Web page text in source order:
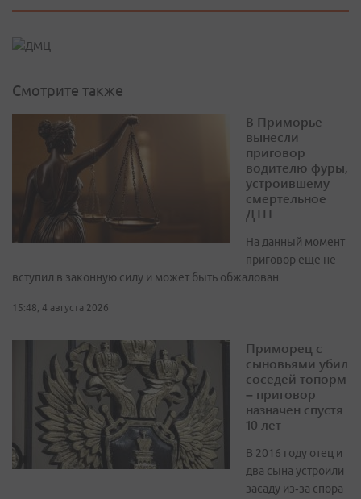
Смотрите также
В Приморье
вынесли
приговор
водителю фуры,
устроившему
смертельное
ДТП
На данный момент
приговор еще не
вступил в законную силу и может быть обжалован
15:48, 4 августа 2026
Приморец с
сыновьями убил
соседей топорм
– приговор
назначен спустя
10 лет
В 2016 году отец и
два сына устроили
засаду из‑за спора